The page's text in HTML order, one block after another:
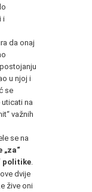
i
da onaj
u njoj i
se
na
važnih
se na
„za“
politike
dvije
žive oni